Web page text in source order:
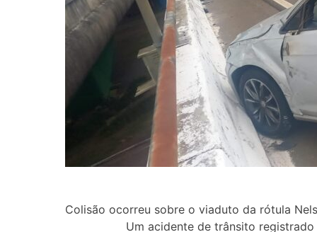
Colisão ocorreu sobre o viaduto da rótula
Um acidente de trânsito